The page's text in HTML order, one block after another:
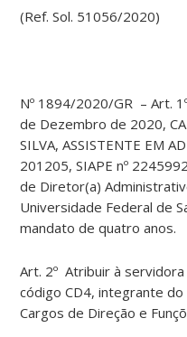
(Ref. Sol. 51056/2020)
Nº 1894/2020/GR – Art.
de Dezembro de 2020,
SILVA, ASSISTENTE EM
201205, SIAPE nº
de Diretor(a)
Universidade Federal de
mandato de quatro anos.
Art. 2º Atribuir à
código CD4, integrante
Cargos de Direção e